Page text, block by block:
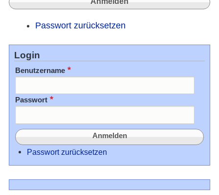
Passwort zurücksetzen
Login
Benutzername
Passwort
Passwort zurücksetzen